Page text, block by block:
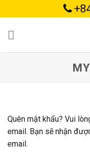
to
content
Quên mật khẩu? Vui
email. Bạn sẽ nhận
email.